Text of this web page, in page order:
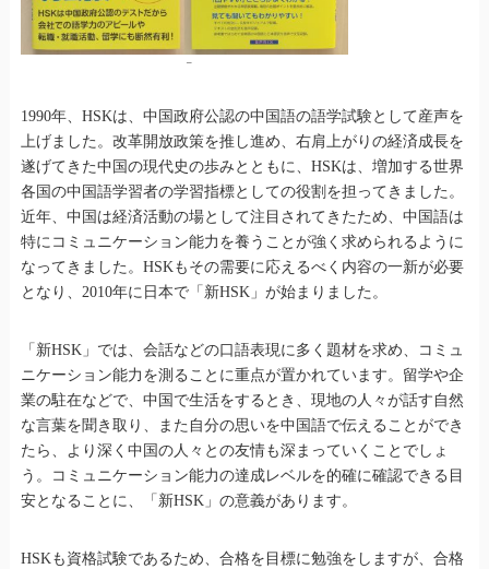
–
1990年、HSKは、中国政府公認の中国語の語学試験として産声を
上げました。改革開放政策を推し進め、右肩上がりの経済成長を
遂げてきた中国の現代史の歩みとともに、HSKは、増加する世界
各国の中国語学習者の学習指標としての役割を担ってきました。
近年、中国は経済活動の場として注目されてきたため、中国語は
特にコミュニケーション能力を養うことが強く求められるように
なってきました。HSKもその需要に応えるべく内容の一新が必要
となり、2010年に日本で「新HSK」が始まりました。
「新HSK」では、会話などの口語表現に多く題材を求め、コミュ
ニケーション能力を測ることに重点が置かれています。留学や企
業の駐在などで、中国で生活をするとき、現地の人々が話す自然
な言葉を聞き取り、また自分の思いを中国語で伝えることができ
たら、より深く中国の人々との友情も深まっていくことでしょ
う。コミュニケーション能力の達成レベルを的確に確認できる目
安となることに、「新HSK」の意義があります。
HSKも資格試験であるため、合格を目標に勉強をしますが、合格